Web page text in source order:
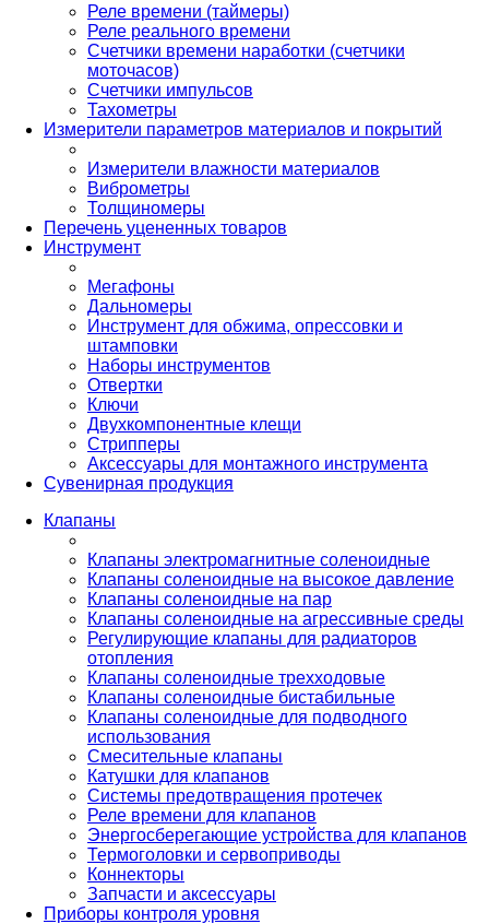
Реле времени (таймеры)
Реле реального времени
Счетчики времени наработки (счетчики
моточасов)
Счетчики импульсов
Тахометры
Измерители параметров материалов и покрытий
Измерители влажности материалов
Виброметры
Толщиномеры
Перечень уцененных товаров
Инструмент
Мегафоны
Дальномеры
Инструмент для обжима, опрессовки и
штамповки
Наборы инструментов
Отвертки
Ключи
Двухкомпонентные клещи
Стрипперы
Аксессуары для монтажного инструмента
Сувенирная продукция
Клапаны
Клапаны электромагнитные соленоидные
Клапаны соленоидные на высокое давление
Клапаны соленоидные на пар
Клапаны соленоидные на агрессивные среды
Регулирующие клапаны для радиаторов
отопления
Клапаны соленоидные трехходовые
Клапаны соленоидные бистабильные
Клапаны соленоидные для подводного
использования
Смесительные клапаны
Катушки для клапанов
Системы предотвращения протечек
Реле времени для клапанов
Энергосберегающие устройства для клапанов
Термоголовки и сервоприводы
Коннекторы
Запчасти и аксессуары
Приборы контроля уровня